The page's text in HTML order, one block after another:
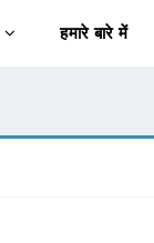
हमारे बारे में